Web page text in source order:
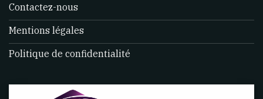
Contactez-nous
Mentions légales
Politique de confidentialité